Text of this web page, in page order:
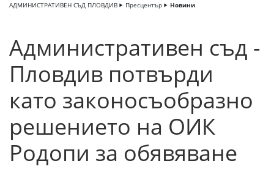
АДМИНИСТРАТИВЕН СЪД ПЛОВДИВ Пресцентър Новини
Административен съд -
Пловдив потвърди
като законосъобразно
решението на ОИК
Родопи за обявяване